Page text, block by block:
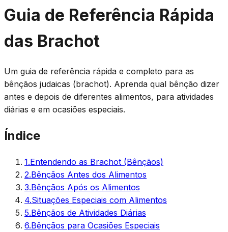
Guia de Referência Rápida
das Brachot
Um guia de referência rápida e completo para as
bênçãos judaicas (brachot). Aprenda qual bênção dizer
antes e depois de diferentes alimentos, para atividades
diárias e em ocasiões especiais.
Índice
1.Entendendo as Brachot (Bênçãos)
2.Bênçãos Antes dos Alimentos
3.Bênçãos Após os Alimentos
4.Situações Especiais com Alimentos
5.Bênçãos de Atividades Diárias
6.Bênçãos para Ocasiões Especiais